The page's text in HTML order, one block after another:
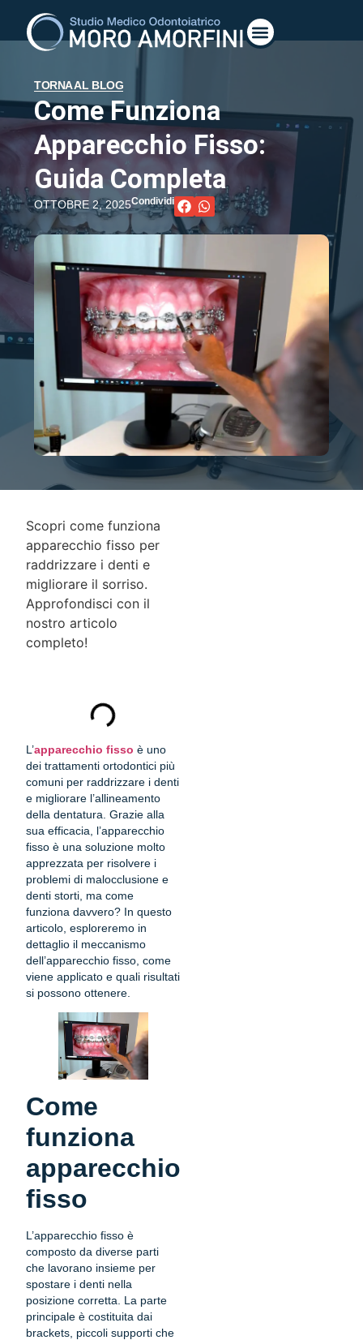
TORNA AL BLOG
Come Funziona
Apparecchio Fisso:
Guida Completa
OTTOBRE 2, 2025Condividi
Scopri come funziona
apparecchio fisso per
raddrizzare i denti e
migliorare il sorriso.
Approfondisci con il
nostro articolo
completo!
L’apparecchio fisso è uno
dei trattamenti ortodontici più
comuni per raddrizzare i denti
e migliorare l’allineamento
della dentatura. Grazie alla
sua efficacia, l’apparecchio
fisso è una soluzione molto
apprezzata per risolvere i
problemi di malocclusione e
denti storti, ma come
funziona davvero? In questo
articolo, esploreremo in
dettaglio il meccanismo
dell’apparecchio fisso, come
viene applicato e quali risultati
si possono ottenere.
Come
funziona
apparecchio
fisso
L’apparecchio fisso è
composto da diverse parti
che lavorano insieme per
spostare i denti nella
posizione corretta. La parte
principale è costituita dai
brackets, piccoli supporti che